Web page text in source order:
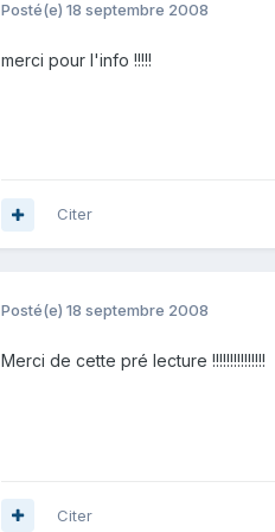
Posté(e) 18 septembre 2008
merci pour l'info !!!!!
Citer
Posté(e) 18 septembre 2008
Merci de cette pré lecture !!!!!!!!!!!!!!!
Citer